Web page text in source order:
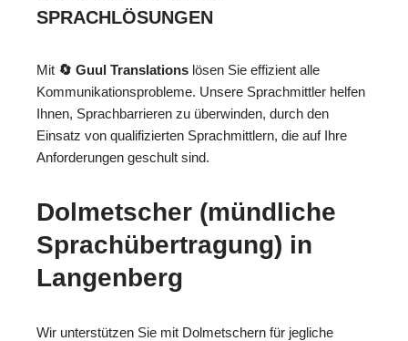
SPRACHLÖSUNGEN
Mit 🔄 Guul Translations lösen Sie effizient alle
Kommunikationsprobleme. Unsere Sprachmittler helfen
Ihnen, Sprachbarrieren zu überwinden, durch den
Einsatz von qualifizierten Sprachmittlern, die auf Ihre
Anforderungen geschult sind.
Dolmetscher (mündliche
Sprachübertragung) in
Langenberg
Wir unterstützen Sie mit Dolmetschern für jegliche